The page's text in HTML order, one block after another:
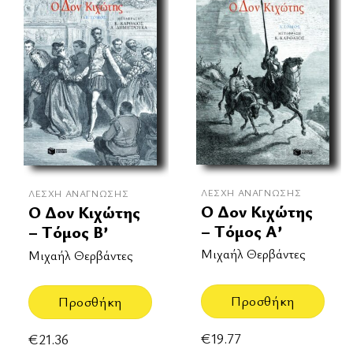
ΛΈΣΧΗ ΑΝΆΓΝΩΣΗΣ
Ο Δον Κιχώτης
– Τόμος Β’
Μιχαήλ Θερβάντες
Προσθήκη
€21.36
ΛΈΣΧΗ ΑΝΆΓΝΩΣΗΣ
Ο Δον Κιχώτης
– Τόμος Α’
Μιχαήλ Θερβάντες
Προσθήκη
€19.77